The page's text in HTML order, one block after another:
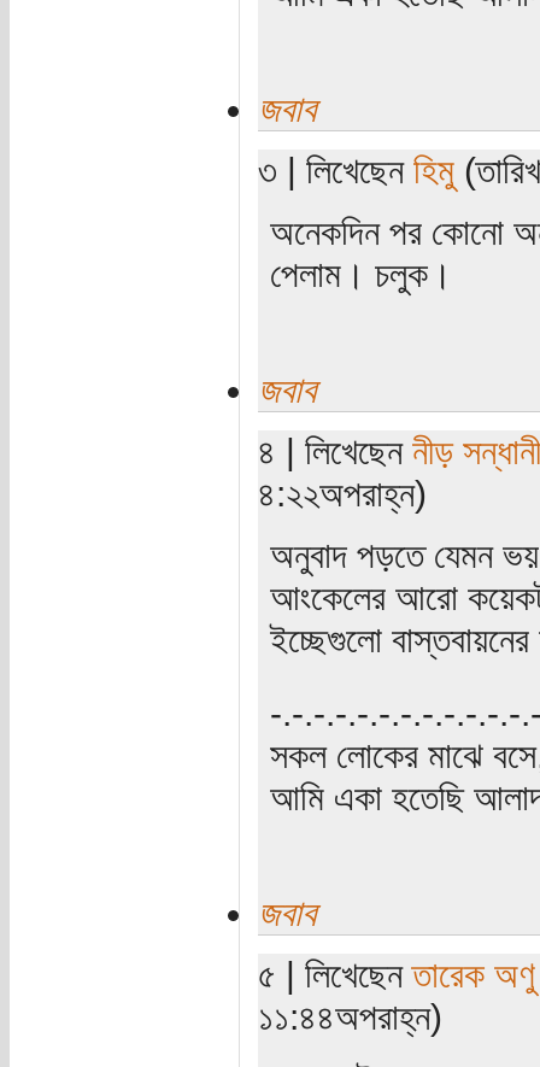
জবাব
৩ | লিখেছেন হিমু
অনেকদিন পর কোনো
পেলাম। চলুক।
জবাব
৪ | লিখেছেন নীড় সন্ধানী
৪:২২অপরাহ্ন)
অনুবাদ পড়তে যেমন
আংকেলের আরো
ইচ্ছেগুলো
‍‌-.-.-.-.-.-.-.-.-.-.-.-
সকল লোকের মাঝে
আমি একা হতেছি
জবাব
৫ | লিখেছেনতারেক অণু
১১:৪৪অপরাহ্ন)